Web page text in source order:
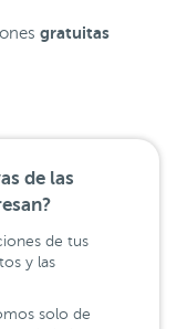
gratuitas
de las
de tus
y las
solo de